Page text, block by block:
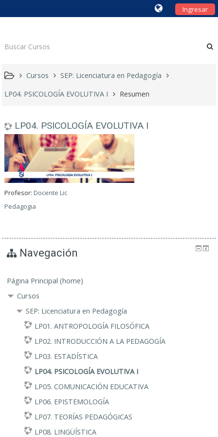
Ingresar
Cursos
SEP: Licenciatura en Pedagogía
LP04. PSICOLOGÍA EVOLUTIVA I
Resumen
LP04. PSICOLOGÍA EVOLUTIVA I
Profesor:Docente Lic
Pedagogia
Navegación
Página Principal (home)
Cursos
SEP: Licenciatura en Pedagogía
LP01. ANTROPOLOGÍA FILOSÓFICA
LP02. INTRODUCCIÓN A LA PEDAGOGÍA
LP03. ESTADÍSTICA
LP04. PSICOLOGÍA EVOLUTIVA I
LP05. COMUNICACIÓN EDUCATIVA
LP06. EPISTEMOLOGÍA
LP07. TEORÍAS PEDAGÓGICAS
LP08. LINGÜÍSTICA